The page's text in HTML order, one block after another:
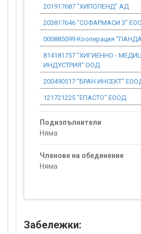
201917687 "ХИПОЛЕНД" АД
203817646 "СОФАРМАСИ 3"
000885099 Кооперация
814181757 "ХИГИЕННО -
ИНДУСТРИЯ" ООД
200490517 "БРАН ИНСЕКТ"
121721225 "ЕПАСТО" ЕООД
Подизпълнители
Няма
Членове на обединение
Няма
Забележки: